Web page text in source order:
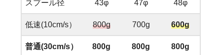
スプール径 43φ 47φ 48φ
低速(10cm/s） 800g 700g 600g
普通(30cm/s） 800g 800g 800g